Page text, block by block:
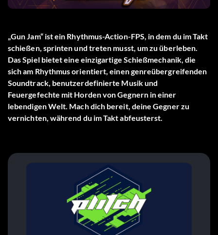
„Gun Jam“ ist ein Rhythmus-Action-FPS, in dem du im Takt
schießen, sprinten und treten musst, um zu überleben.
Das Spiel bietet eine einzigartige Schießmechanik, die
sich am Rhythmus orientiert, einen genreübergreifenden
Soundtrack, benutzerdefinierte Musik und
Feuergefechte mit Horden von Gegnern in einer
lebendigen Welt. Mach dich bereit, deine Gegner zu
vernichten, während du im Takt abfeusterst.